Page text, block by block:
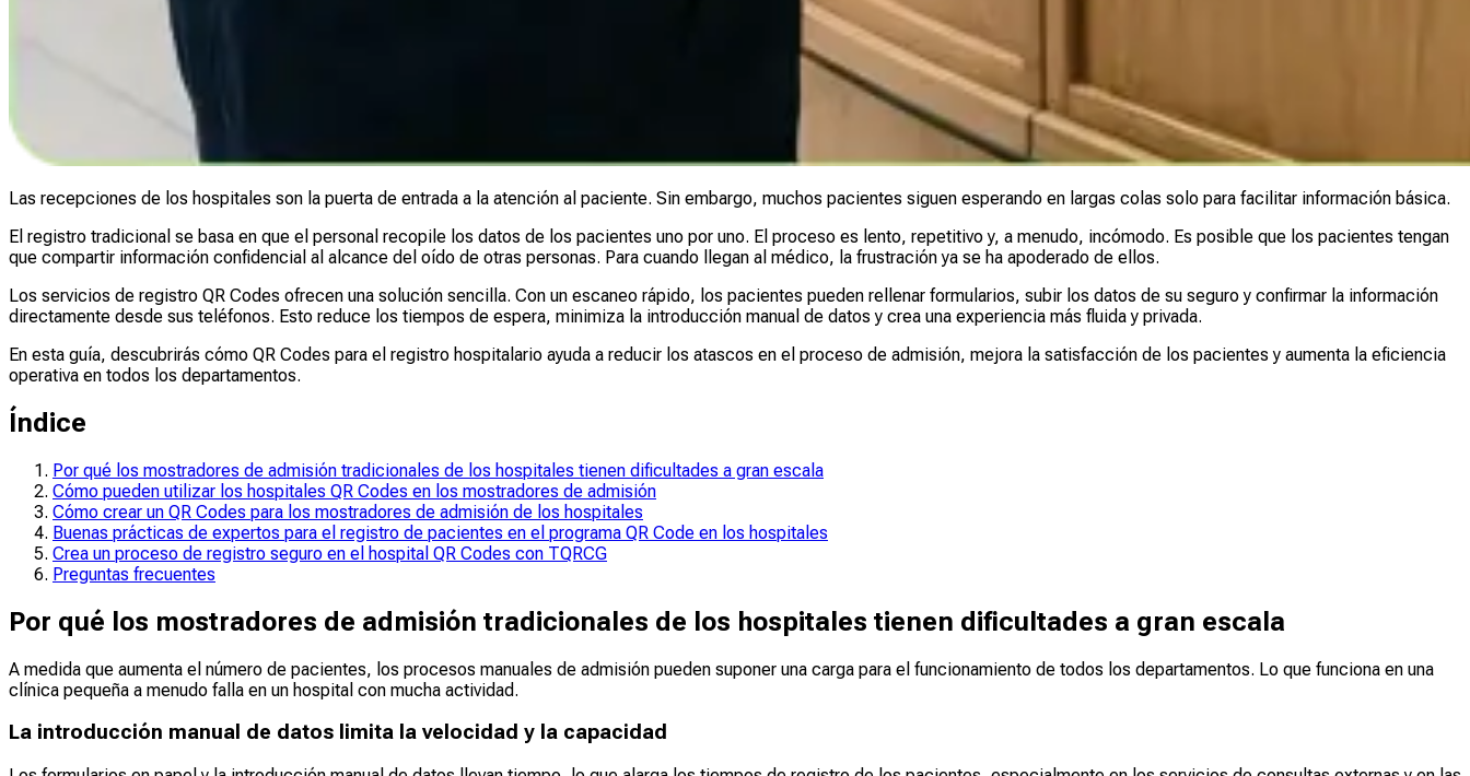
Las recepciones de los hospitales son la puerta de entrada a la atención al paciente. Sin embargo, muchos pacientes siguen esperando en largas colas solo para facilitar información básica.
El registro tradicional se basa en que el personal recopile los datos de los pacientes uno por uno. El proceso es lento, repetitivo y, a menudo, incómodo. Es posible que los pacientes tengan
que compartir información confidencial al alcance del oído de otras personas. Para cuando llegan al médico, la frustración ya se ha apoderado de ellos.
Los servicios de registro QR Codes ofrecen una solución sencilla. Con un escaneo rápido, los pacientes pueden rellenar formularios, subir los datos de su seguro y confirmar la información
directamente desde sus teléfonos. Esto reduce los tiempos de espera, minimiza la introducción manual de datos y crea una experiencia más fluida y privada.
En esta guía, descubrirás cómo QR Codes para el registro hospitalario ayuda a reducir los atascos en el proceso de admisión, mejora la satisfacción de los pacientes y aumenta la eficiencia
operativa en todos los departamentos.
Índice
Por qué los mostradores de admisión tradicionales de los hospitales tienen dificultades a gran escala
Cómo pueden utilizar los hospitales QR Codes en los mostradores de admisión
Cómo crear un QR Codes para los mostradores de admisión de los hospitales
Buenas prácticas de expertos para el registro de pacientes en el programa QR Code en los hospitales
Crea un proceso de registro seguro en el hospital QR Codes con TQRCG
Preguntas frecuentes
Por qué los mostradores de admisión tradicionales de los hospitales tienen dificultades a gran escala
A medida que aumenta el número de pacientes, los procesos manuales de admisión pueden suponer una carga para el funcionamiento de todos los departamentos. Lo que funciona en una
clínica pequeña a menudo falla en un hospital con mucha actividad.
La introducción manual de datos limita la velocidad y la capacidad